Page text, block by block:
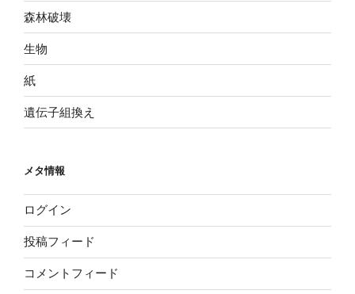
森林破壊
生物
紙
遺伝子組換え
メタ情報
ログイン
投稿フィード
コメントフィード